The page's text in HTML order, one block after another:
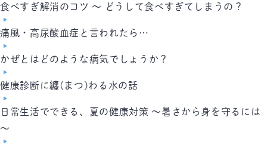
食べすぎ解消のコツ ～ どうして食べすぎてしまうの？
痛風・高尿酸血症と言われたら…
かぜとはどのような病気でしょうか？
健康診断に纏(まつ)わる水の話
日常生活でできる、夏の健康対策 ～暑さから身を守るには
～